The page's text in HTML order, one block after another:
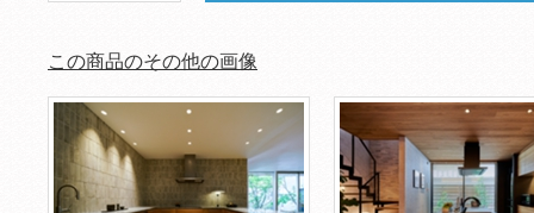
この商品のその他の画像